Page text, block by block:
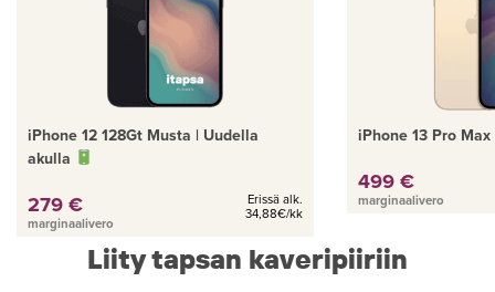
iPhone 12 128Gt Musta | Uudella
akulla
279 €
marginaalivero
Erissä alk.
34,88€/kk
iPhone 13 Pro
499 €
marginaalivero
Liity tapsan kaveripiiriin